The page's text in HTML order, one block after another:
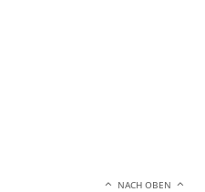
NACH OBEN